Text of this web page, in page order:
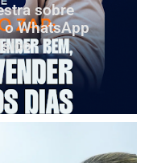
sobre
WhatsApp